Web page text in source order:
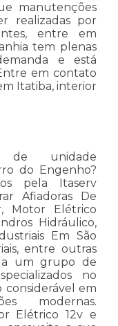
manutenções
realizadas por
entre em
tem plenas
e está
em contato
Itatiba, interior
de unidade
do Engenho?
pela Itaserv
Afiadoras De
Motor Elétrico
Hidráulico,
Em São
entre outras
a um grupo de
no
em
modernas.
Elétrico 12v e